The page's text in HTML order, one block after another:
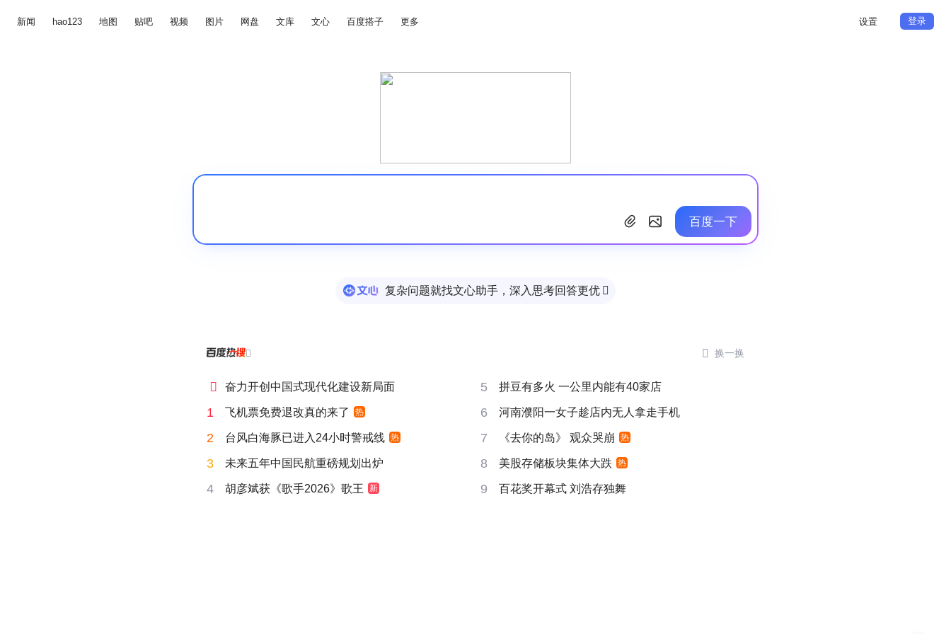
新闻 hao123 地图 贴吧 视频 图片 网盘 文库 文心 百度搭子 更多 设置 登录
百度一下
复杂问题就找文心助手，深入思考回答更优 
  换一换
 奋力开创中国式现代化建设新局面 5 拼豆有多火 一公里内能有40家店
1 飞机票免费退改真的来了 热 6 河南濮阳一女子趁店内无人拿走手机
2 台风白海豚已进入24小时警戒线 热 7 《去你的岛》 观众哭崩 热
3 未来五年中国民航重磅规划出炉 8 美股存储板块集体大跌 热
4 胡彦斌获《歌手2026》歌王 新 9 百花奖开幕式 刘浩存独舞